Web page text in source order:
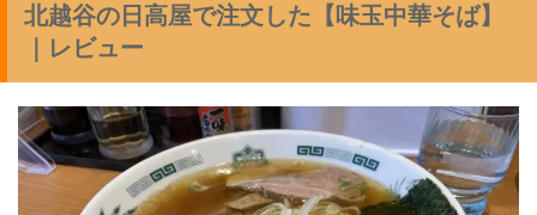
北越谷の日高屋で注文した【味玉中華そば】
｜レビュー